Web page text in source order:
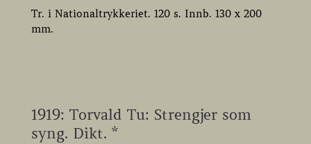
Tr. i Nationaltrykkeriet. 120 s. Innb. 130 x 200
mm.
1919: Torvald Tu: Strengjer som
syng. Dikt. *